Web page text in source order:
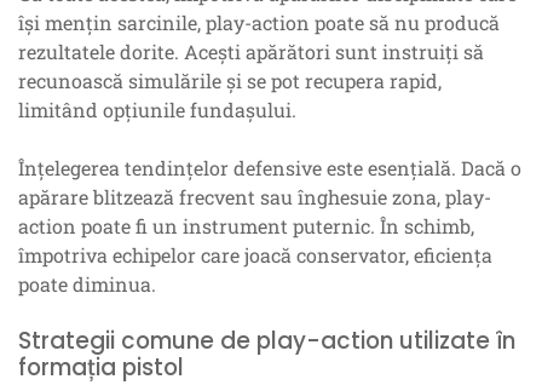
își mențin sarcinile, play-action poate să nu producă
rezultatele dorite. Acești apărători sunt instruiți să
recunoască simulările și se pot recupera rapid,
limitând opțiunile fundașului.
Înțelegerea tendințelor defensive este esențială. Dacă o
apărare blitzează frecvent sau înghesuie zona, play-
action poate fi un instrument puternic. În schimb,
împotriva echipelor care joacă conservator, eficiența
poate diminua.
Strategii comune de play-action utilizate în
formația pistol